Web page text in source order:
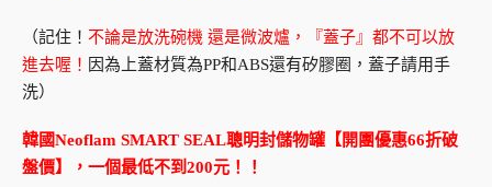
（記住！ 不論是放洗碗機 還是微波爐，『蓋子』都不可以放
進去喔！ 因為上蓋材質為PP和ABS還有矽膠圈，蓋子請用手
洗）
韓國Neoflam SMART SEAL聰明封儲物罐【開團優惠66折破
盤價】，一個最低不到200元！！